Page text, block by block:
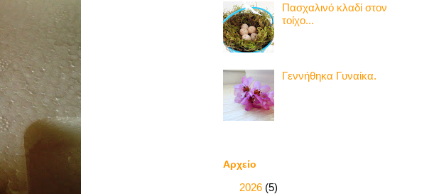
Πασχαλινό κλαδί στον
τοίχο...
Γεννήθηκα Γυναίκα.
Αρχείο
2026 (5)